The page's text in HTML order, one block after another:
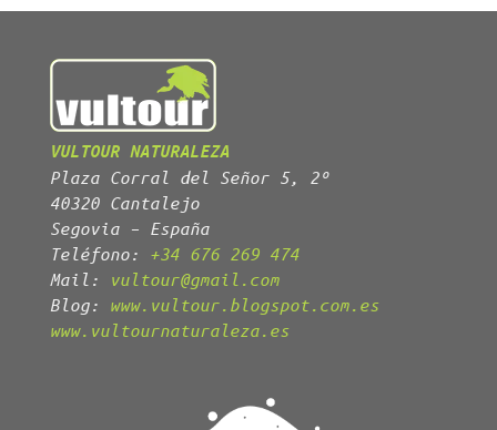
VULTOUR NATURALEZA
Plaza Corral del Señor 5, 2º
40320 Cantalejo
Segovia – España
Teléfono: +34 676 269 474
Mail:
vultour@gmail.com
Blog: www.vultour.blogspot.com.es
www.vultournaturaleza.es